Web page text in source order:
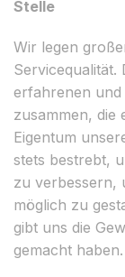
Stelle
Wir legen
Servicequalität.
erfahrenen und
zusammen, die
Eigentum
stets bestrebt,
zu verbessern,
möglich zu
gibt uns die
gemacht haben.